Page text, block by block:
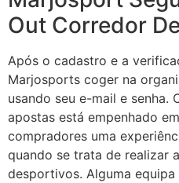
Out Corredor
Após o cadastro e a
Marjosports coger na
usando seu e-mail e senha.
apostas está empenhado
compradores uma
quando se trata de realizar
desportivos. Alguma